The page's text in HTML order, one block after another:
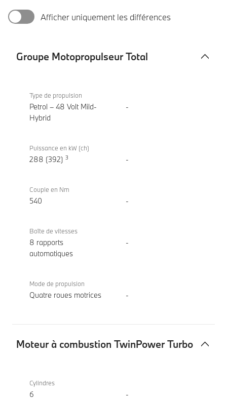
Afficher uniquement les différences
Groupe Motopropulseur Total
Motopropulseur
Total
M440i
xDrive
Coupé
Type de propulsion
Petrol – 48 Volt Mild-
Hybrid
-
Puissance en kW (ch)
288 (392) 3 -
Couple en Nm
540 -
Boîte de vitesses
8 rapports
automatiques
-
Mode de propulsion
Quatre roues motrices -
Moteur à combustion TwinPower Turbo
combustion
M440i
xDrive
Cylindres
6 -